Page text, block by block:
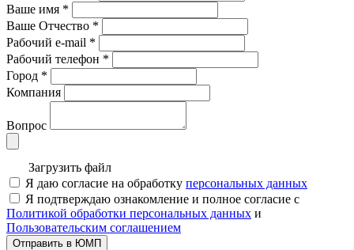
Ваше имя *
Ваше Отчество *
Рабочий e-mail *
Рабочий телефон *
Город *
Компания
Вопрос
Загрузить файл
Я даю согласие на обработку персональных данных
Я подтверждаю ознакомление и полное согласие с
Политикой обработки персональных данных и
Пользовательским соглашением
Отправить в ЮМП